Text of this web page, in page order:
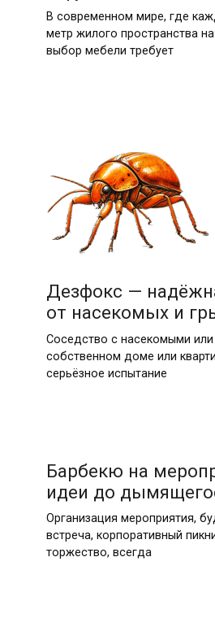
В современном мире, где
метр жилого пространства
выбор мебели требует
Дезфокс —
от насекомых и
Соседство с насекомыми или
собственном доме или
серьёзное испытание
Барбекю на
идеи до
Организация мероприятия,
встреча, корпоративный
торжество, всегда